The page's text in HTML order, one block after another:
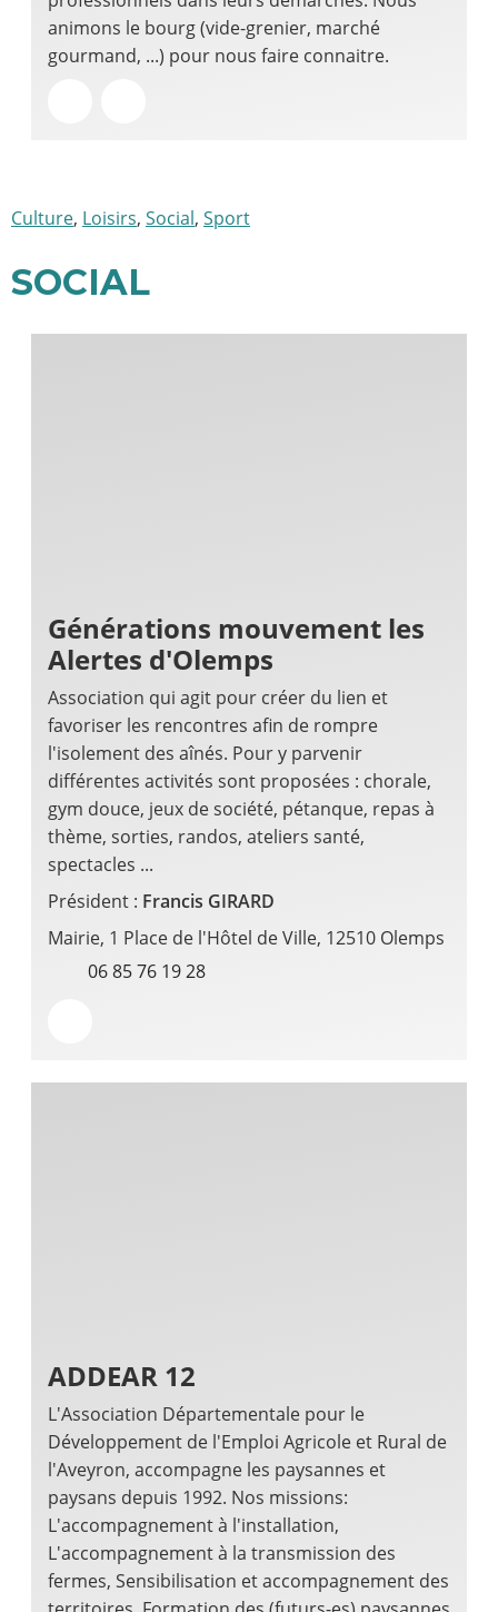
animons le bourg (vide-grenier, marché
gourmand, ...) pour nous faire connaitre.
Culture, Loisirs, Social, Sport
SOCIAL
Générations mouvement les
Alertes d'Olemps
Association qui agit pour créer du lien et
favoriser les rencontres afin de rompre
l'isolement des aînés. Pour y parvenir
différentes activités sont proposées : chorale,
gym douce, jeux de société, pétanque, repas à
thème, sorties, randos, ateliers santé,
spectacles ...
Président : Francis GIRARD
Mairie, 1 Place de l'Hôtel de Ville, 12510 Olemps
06 85 76 19 28
ADDEAR 12
L'Association Départementale pour le
Développement de l'Emploi Agricole et Rural de
l'Aveyron, accompagne les paysannes et
paysans depuis 1992. Nos missions:
L'accompagnement à l'installation,
L'accompagnement à la transmission des
fermes, Sensibilisation et accompagnement des